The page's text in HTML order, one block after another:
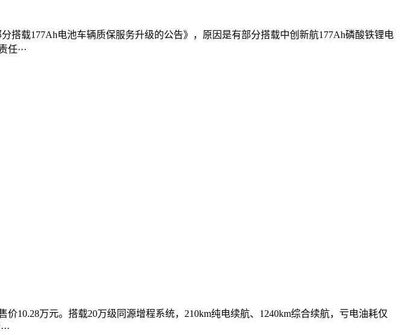
载177Ah电池车辆质保服务升级的公告》，原因是有部分搭载中创新航177Ah磷酸铁锂电
···
10.28万元。搭载20万级同源增程系统，210km纯电续航、1240km综合续航，亏电油耗仅